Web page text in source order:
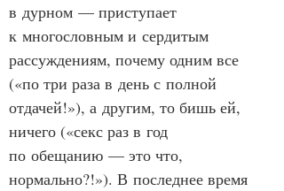
в дурном — приступает
к многословным и сердитым
рассуждениям, почему одним все
(«по три раза в день с полной
отдачей!»), а другим, то бишь ей,
ничего («секс раз в год
по обещанию — это что,
нормально?!»). В последнее время